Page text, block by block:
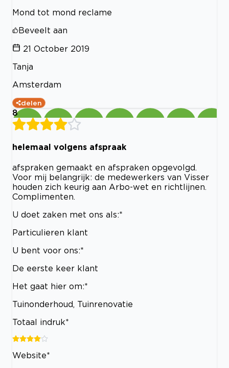
Mond tot mond reclame
Beveelt aan
21 October 2019
Tanja
Amsterdam
delen
8
helemaal volgens afspraak
afspraken gemaakt en afspraken opgevolgd.
Voor mij belangrijk: de medewerkers van Visser
houden zich keurig aan Arbo-wet en richtlijnen.
Complimenten.
U doet zaken met ons als:*
Particulieren klant
U bent voor ons:*
De eerste keer klant
Het gaat hier om:*
Tuinonderhoud, Tuinrenovatie
Totaal indruk*
Website*